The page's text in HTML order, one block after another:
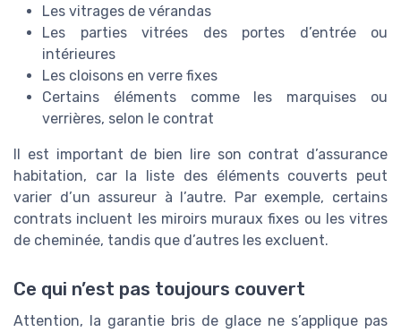
Les vitrages de vérandas
Les parties vitrées des portes d’entrée ou
intérieures
Les cloisons en verre fixes
Certains éléments comme les marquises ou
verrières, selon le contrat
Il est important de bien lire son contrat d’assurance
habitation, car la liste des éléments couverts peut
varier d’un assureur à l’autre. Par exemple, certains
contrats incluent les miroirs muraux fixes ou les vitres
de cheminée, tandis que d’autres les excluent.
Ce qui n’est pas toujours couvert
Attention, la garantie bris de glace ne s’applique pas